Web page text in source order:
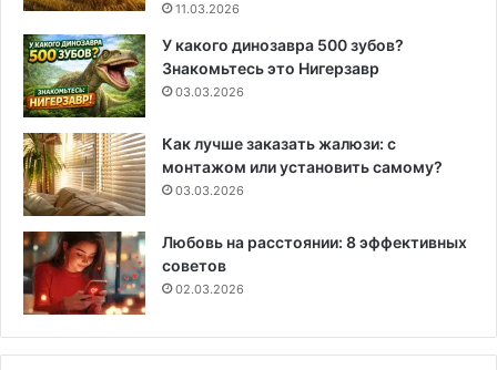
11.03.2026
У какого динозавра 500 зубов?
Знакомьтесь это Нигерзавр
03.03.2026
Как лучше заказать жалюзи: с
монтажом или установить самому?
03.03.2026
Любовь на расстоянии: 8 эффективных
советов
02.03.2026